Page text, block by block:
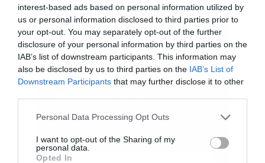
interest-based ads based on personal information utilized by
us or personal information disclosed to third parties prior to
your opt-out. You may separately opt-out of the further
disclosure of your personal information by third parties on the
IAB’s list of downstream participants. This information may
also be disclosed by us to third parties on the IAB’s List of
Downstream Participants that may further disclose it to other
Personal Data Processing Opt Outs
I want to opt-out of the Sharing of my
personal data.
Opted In
συμφωνητικών μετόχων προβλέπεται έως το
τέλος του έτους.
Για την εν λόγω συμφωνία, ο Όμιλος ΔΕΗ
προβλέπεται να προσφέρει ως αντίτιμο
συνδυασμό μετρητών και ιδίων μετοχών.
Ειδικότερα, θα καταβάλει ποσό ύψους €106
εκατ. σε μετρητά και ποσό ύψους €70 εκατ. σε
ίδιες μετοχές με τιμή διάθεσης €12,21 η οποία
Εγγραφή στο
newsletter